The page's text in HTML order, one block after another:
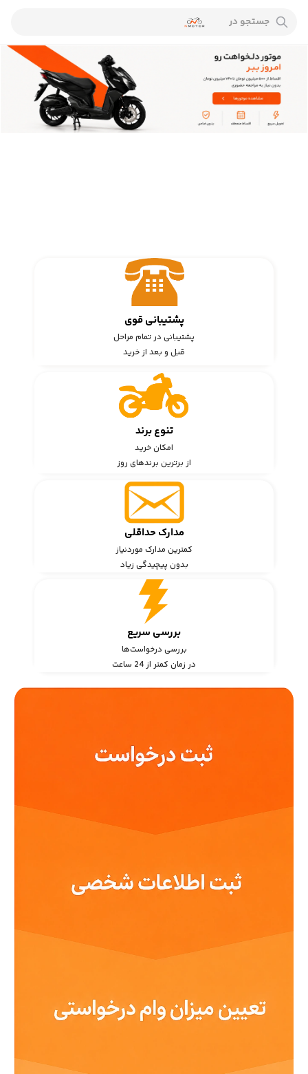
جستجو در
پشتیبانی قوی
پشتیبانی در تمام مراحل
قبل و بعد از خرید
تنوع برند
امکان خرید
از برترین برندهای روز
مدارک حداقلی
کمترین مدارک موردنیاز
بدون پیچیدگی زیاد
بررسی سریع
بررسی درخواست‌ها
در زمان کمتر از 24 ساعت